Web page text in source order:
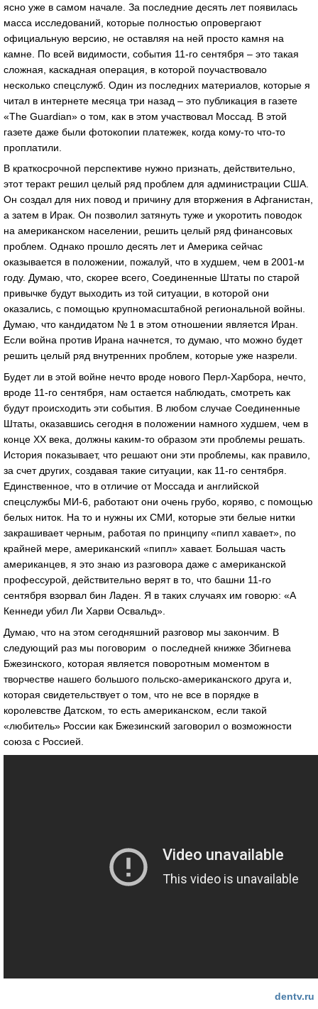
ясно уже в самом начале. За последние десять лет появилась
масса исследований, которые полностью опровергают
официальную версию, не оставляя на ней просто камня на
камне. По всей видимости, события 11-го сентября – это такая
сложная, каскадная операция, в которой поучаствовало
несколько спецслужб. Один из последних материалов, которые я
читал в интернете месяца три назад – это публикация в газете
«The Guardian» о том, как в этом участвовал Моссад. В этой
газете даже были фотокопии платежек, когда кому-то что-то
проплатили.
В краткосрочной перспективе нужно признать, действительно,
этот теракт решил целый ряд проблем для администрации США.
Он создал для них повод и причину для вторжения в Афганистан,
а затем в Ирак. Он позволил затянуть туже и укоротить поводок
на американском населении, решить целый ряд финансовых
проблем. Однако прошло десять лет и Америка сейчас
оказывается в положении, пожалуй, что в худшем, чем в 2001-м
году. Думаю, что, скорее всего, Соединенные Штаты по старой
привычке будут выходить из той ситуации, в которой они
оказались, с помощью крупномасштабной региональной войны.
Думаю, что кандидатом № 1 в этом отношении является Иран.
Если война против Ирана начнется, то думаю, что можно будет
решить целый ряд внутренних проблем, которые уже назрели.
Будет ли в этой войне нечто вроде нового Перл-Харбора, нечто,
вроде 11-го сентября, нам остается наблюдать, смотреть как
будут происходить эти события. В любом случае Соединенные
Штаты, оказавшись сегодня в положении намного худшем, чем в
конце XX века, должны каким-то образом эти проблемы решать.
История показывает, что решают они эти проблемы, как правило,
за счет других, создавая такие ситуации, как 11-го сентября.
Единственное, что в отличие от Моссада и английской
спецслужбы МИ-6, работают они очень грубо, коряво, с помощью
белых ниток. На то и нужны их СМИ, которые эти белые нитки
закрашивает черным, работая по принципу «пипл хавает», по
крайней мере, американский «пипл» хавает. Большая часть
американцев, я это знаю из разговора даже с американской
профессурой, действительно верят в то, что башни 11-го
сентября взорвал бин Ладен. Я в таких случаях им говорю: «А
Кеннеди убил Ли Харви Освальд».
Думаю, что на этом сегодняшний разговор мы закончим. В
следующий раз мы поговорим о последней книжке Збигнева
Бжезинского, которая является поворотным моментом в
творчестве нашего большого польско-американского друга и,
которая свидетельствует о том, что не все в порядке в
королевстве Датском, то есть американском, если такой
«любитель» России как Бжезинский заговорил о возможности
союза с Россией.
dentv.ru